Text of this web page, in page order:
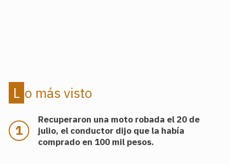
Lo más visto
Recuperaron una moto robada el 20 de
julio, el conductor dijo que la había
comprado en 100 mil pesos.